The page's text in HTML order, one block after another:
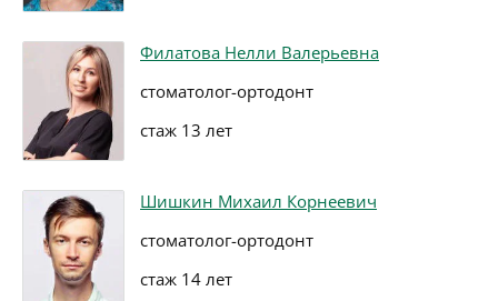
Филатова Нелли Валерьевна
стоматолог-ортодонт
стаж 13 лет
Шишкин Михаил Корнеевич
стоматолог-ортодонт
стаж 14 лет